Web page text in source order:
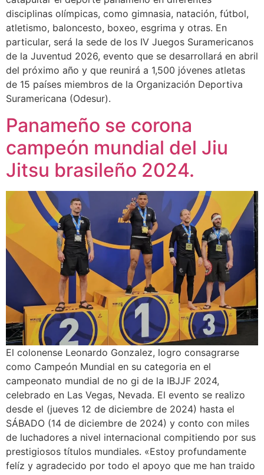
disciplinas olímpicas, como gimnasia, natación, fútbol,
atletismo, baloncesto, boxeo, esgrima y otras. En
particular, será la sede de los IV Juegos Suramericanos
de la Juventud 2026, evento que se desarrollará en abril
del próximo año y que reunirá a 1,500 jóvenes atletas
de 15 países miembros de la Organización Deportiva
Suramericana (Odesur).
Panameño se corona
campeón mundial del Jiu
Jitsu brasileño 2024.
El colonense Leonardo Gonzalez, logro consagrarse
como Campeón Mundial en su categoria en el
campeonato mundial de no gi de la IBJJF 2024,
celebrado en Las Vegas, Nevada. El evento se realizo
desde el (jueves 12 de diciembre de 2024) hasta el
SÁBADO (14 de diciembre de 2024) y conto con miles
de luchadores a nivel internacional compitiendo por sus
prestigiosos títulos mundiales. «Estoy profundamente
felíz y agradecido por todo el apoyo que me han traido